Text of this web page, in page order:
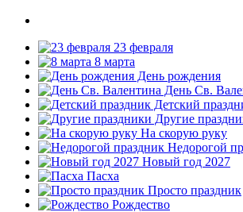
23 февраля
8 марта
День рождения
День Св.
Детский
Другие
На скорую руку
Недорогой
Новый год 2027
Пасха
Просто праздник
Рождество